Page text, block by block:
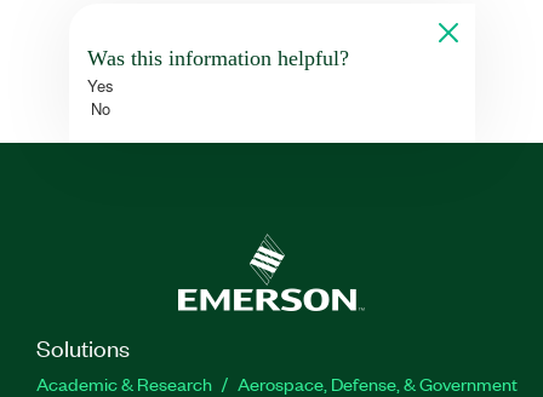
Was this information helpful?
Yes
No
Solutions
Academic & Research
Aerospace, Defense, & Government